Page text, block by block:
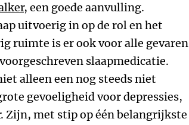
, een goede aanvulling.
uitvoerig in op de rol en het
ruimte is er ook voor alle gevaren
slaapmedicatie.
alleen een nog steeds niet
gevoeligheid voor depressies,
Zijn, met stip op één belangrijkste